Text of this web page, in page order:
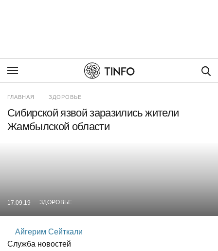
ГЛАВНАЯ ЗДОРОВЬЕ
Сибирской язвой заразились жители
Жамбылской области
17.09.19 ЗДОРОВЬЕ
Айгерим Сейткали
Служба новостей